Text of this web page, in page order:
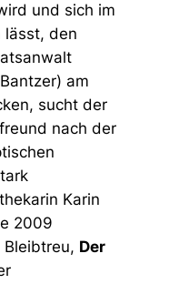
und sich im
lässt, den
am
sucht der
nach der
Karin
2009
Der